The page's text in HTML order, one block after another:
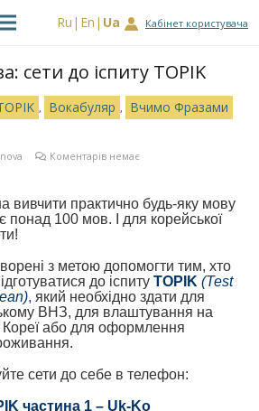
Ru En Ua Кабінет користувача
сети до іспиту TOPIK
, Вокабуляр , Вчимо Фразами
Коментарів немає
вивчити практично будь-яку мову
понад 100 мов. І для корейської
з метою допомогти тим, хто
до іспиту TOPIK (Test
, який необхідно здати для
ВНЗ, для влаштування на
Кореї або для оформлення
сети до себе в телефон:
частина 1 – Uk-Ko